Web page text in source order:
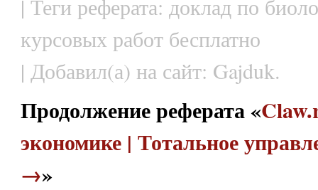
| Теги реферата: доклад по
курсовых работ бесплатно
| Добавил(а) на сайт: Gajduk.
Продолжение реферата «
экономике | Тотальное
→»